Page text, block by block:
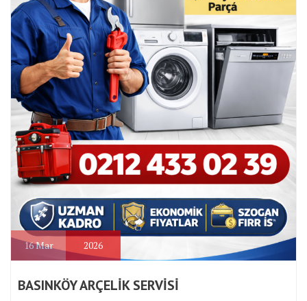
16Mar 2026
BASINKÖY ARÇELİK SERVİSİ